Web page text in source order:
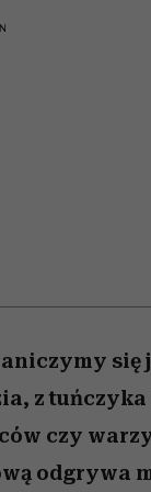
się
z
czy
odgrywa